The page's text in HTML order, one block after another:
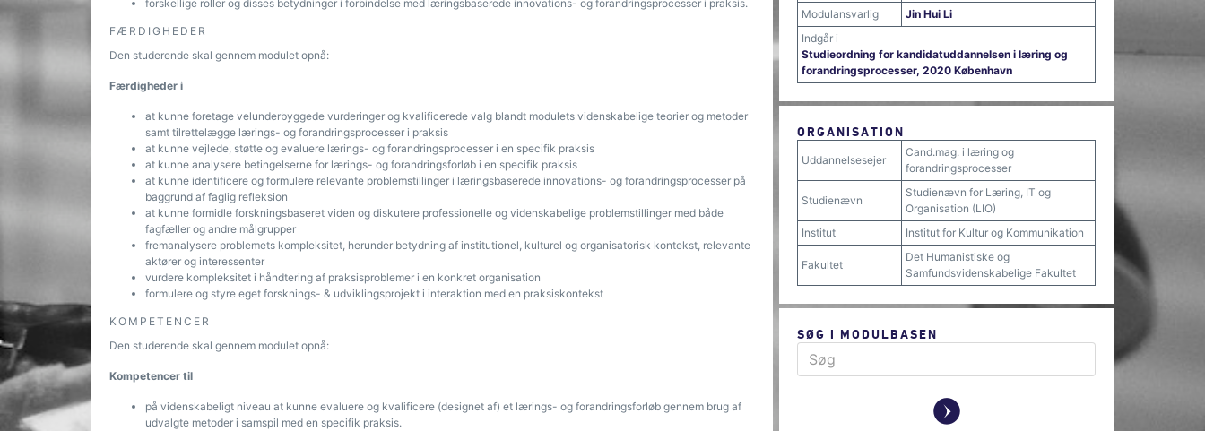
forskellige roller og disses betydninger i forbindelse med læringsbaserede innovations- og forandringsprocesser i praksis.
FÆRDIGHEDER
Den studerende skal gennem modulet opnå:
Færdigheder i
at kunne foretage velunderbyggede vurderinger og kvalificerede valg blandt modulets videnskabelige teorier og metoder
samt tilrettelægge lærings- og forandringsprocesser i praksis
at kunne vejlede, støtte og evaluere lærings- og forandringsprocesser i en specifik praksis
at kunne analysere betingelserne for lærings- og forandringsforløb i en specifik praksis
at kunne identificere og formulere relevante problemstillinger i læringsbaserede innovations- og forandringsprocesser på
baggrund af faglig refleksion
at kunne formidle forskningsbaseret viden og diskutere professionelle og videnskabelige problemstillinger med både
fagfæller og andre målgrupper
fremanalysere problemets kompleksitet, herunder betydning af institutionel, kulturel og organisatorisk kontekst, relevante
aktører og interessenter
vurdere kompleksitet i håndtering af praksisproblemer i en konkret organisation
formulere og styre eget forsknings- & udviklingsprojekt i interaktion med en praksiskontekst
KOMPETENCER
Den studerende skal gennem modulet opnå:
Kompetencer til
på videnskabeligt niveau at kunne evaluere og kvalificere (designet af) et lærings- og forandringsforløb gennem brug af
udvalgte metoder i samspil med en specifik praksis.
Modulansvarlig
Jin Hui Li
Indgår i
Studieordning for kandidatuddannelsen i læring og
forandringsprocesser, 2020 København
ORGANISATION
Uddannelsesejer
Cand.mag. i læring og
forandringsprocesser
Studienævn
Studienævn for Læring, IT og
Organisation (LIO)
Institut
Institut for Kultur og Kommunikation
Fakultet
Det Humanistiske og
Samfundsvidenskabelige Fakultet
SØG I MODULBASEN
y